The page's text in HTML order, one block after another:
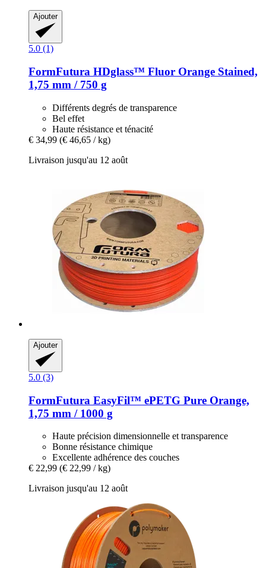
Ajouter
5.0 (1)
FormFutura HDglass™ Fluor Orange Stained,
1,75 mm / 750 g
Différents degrés de transparence
Bel effet
Haute résistance et ténacité
€ 34,99 (€ 46,65 / kg)
Livraison jusqu'au 12 août
Ajouter
5.0 (3)
FormFutura EasyFil™ ePETG Pure Orange,
1,75 mm / 1000 g
Haute précision dimensionnelle et transparence
Bonne résistance chimique
Excellente adhérence des couches
€ 22,99 (€ 22,99 / kg)
Livraison jusqu'au 12 août